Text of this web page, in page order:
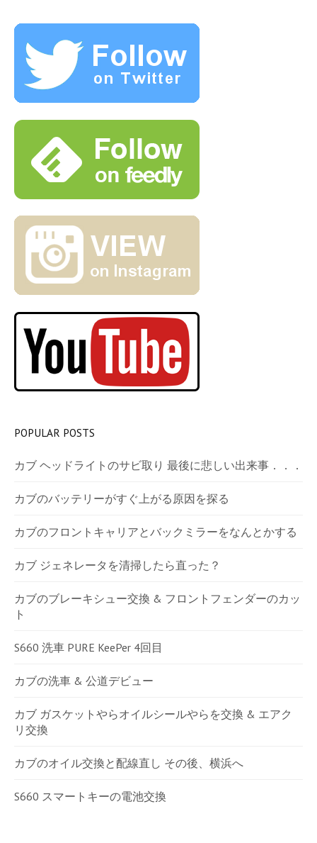
POPULAR POSTS
カブ ヘッドライトのサビ取り 最後に悲しい出来事．．．
カブのバッテリーがすぐ上がる原因を探る
カブのフロントキャリアとバックミラーをなんとかする
カブ ジェネレータを清掃したら直った？
カブのブレーキシュー交換 & フロントフェンダーのカッ
ト
S660 洗車 PURE KeePer 4回目
カブの洗車 & 公道デビュー
カブ ガスケットやらオイルシールやらを交換 & エアク
リ交換
カブのオイル交換と配線直し その後、横浜へ
S660 スマートキーの電池交換